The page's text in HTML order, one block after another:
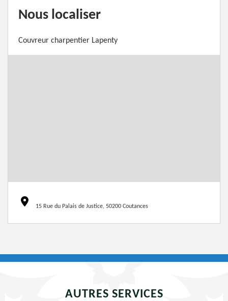
Nous localiser
Couvreur charpentier Lapenty
15 Rue du Palais de Justice, 50200 Coutances
AUTRES SERVICES